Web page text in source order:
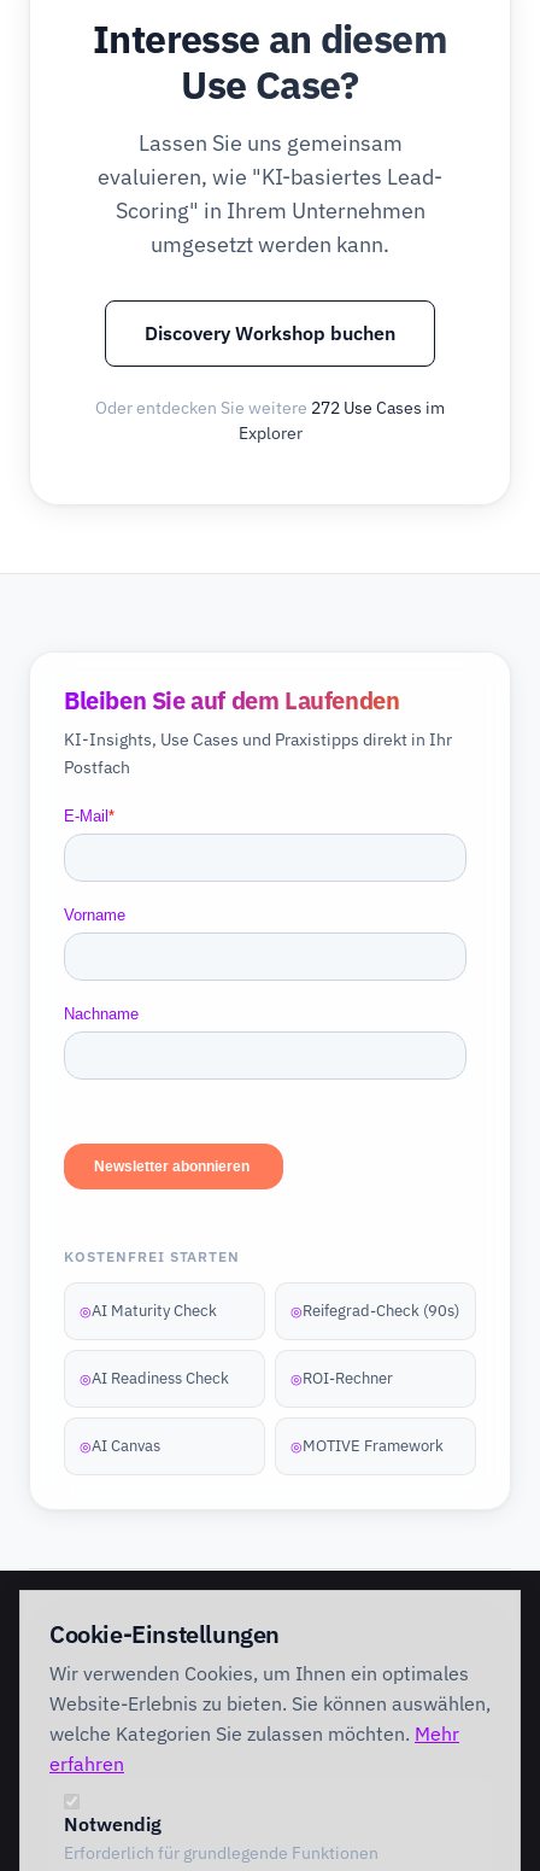
Interesse an diesem
Use Case?
Lassen Sie uns gemeinsam
evaluieren, wie "KI-basiertes Lead-
Scoring" in Ihrem Unternehmen
umgesetzt werden kann.
Discovery Workshop buchen
Oder entdecken Sie weitere 272 Use Cases im
Explorer
Bleiben Sie auf dem Laufenden
KI-Insights, Use Cases und Praxistipps direkt in Ihr
Postfach
KOSTENFREI STARTEN
◎AI Maturity Check ◎Reifegrad-Check (90s)
◎AI Readiness Check ◎ROI-Rechner
◎AI Canvas ◎MOTIVE Framework
Discovery Workshop
Förderung
INTERVENTION
AI Intervention
AI Governance
Foundation
Performing
Branchenlösungen
Special Governance
Cookie-Einstellungen
Wir verwenden Cookies, um Ihnen ein optimales
Website-Erlebnis zu bieten. Sie können auswählen,
welche Kategorien Sie zulassen möchten. Mehr
erfahren
Notwendig
Erforderlich für grundlegende Funktionen